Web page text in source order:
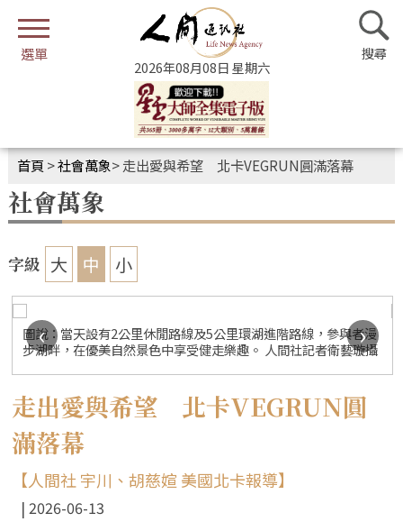
2026年08月08日 星期六
首頁 >社會萬象>走出愛與希望 北卡VEGRUN圓滿落幕
社會萬象
字級 大 中 小
圖說：當天設有2公里休閒路線及5公里環湖進階路線，參與者漫
步湖畔，在優美自然景色中享受健走樂趣。 人間社記者衛藝璇攝
‹ ›
走出愛與希望 北卡VEGRUN圓
滿落幕
【人間社 宇川、胡慈媗 美國北卡報導】
2026-06-13